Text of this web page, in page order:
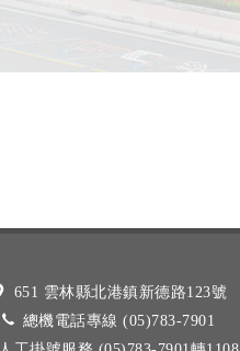
651 雲林縣北港鎮新德路123號
總機電話專線 (05)783-7901